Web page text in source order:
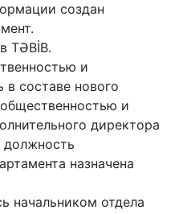
создан
TƏBİB.
и
в составе нового
и
директора
должность
назначена
начальником отдела